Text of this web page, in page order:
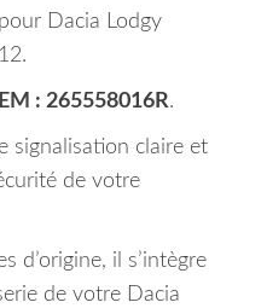
Dacia Lodgy
: 265558016R.
signalisation claire et
de votre
d’origine, il s’intègre
de votre Dacia